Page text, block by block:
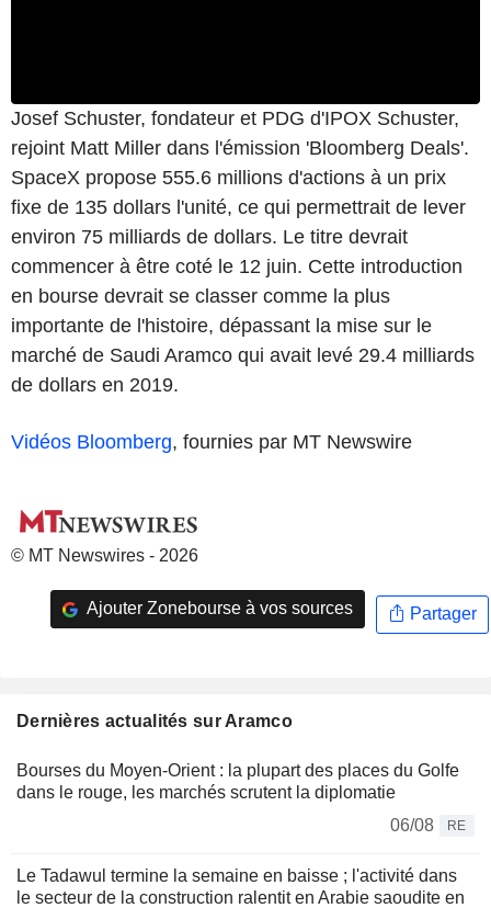
Josef Schuster, fondateur et PDG d'IPOX Schuster,
rejoint Matt Miller dans l'émission 'Bloomberg Deals'.
SpaceX propose 555.6 millions d'actions à un prix
fixe de 135 dollars l'unité, ce qui permettrait de lever
environ 75 milliards de dollars. Le titre devrait
commencer à être coté le 12 juin. Cette introduction
en bourse devrait se classer comme la plus
importante de l'histoire, dépassant la mise sur le
marché de Saudi Aramco qui avait levé 29.4 milliards
de dollars en 2019.
Vidéos Bloomberg, fournies par MT Newswire
© MT Newswires - 2026
Ajouter Zonebourse à vos sources Partager
Dernières actualités sur Aramco
Bourses du Moyen-Orient : la plupart des places du Golfe
dans le rouge, les marchés scrutent la diplomatie
06/08
RE
Le Tadawul termine la semaine en baisse ; l'activité dans
le secteur de la construction ralentit en Arabie saoudite en